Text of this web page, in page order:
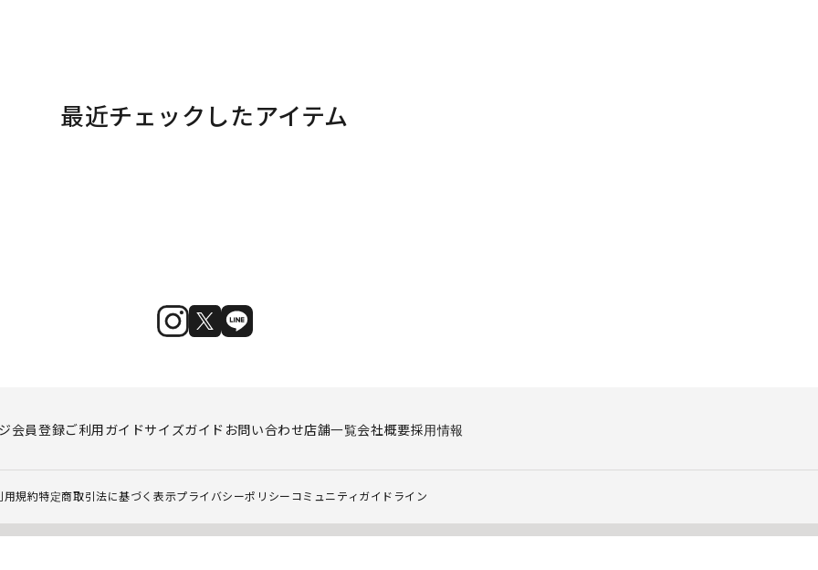
最近チェックしたアイテム
会員登録ご利用ガイドサイズガイド お問い合わせ店舗一覧会社概要採用情報
用規約特定商取引法に基づく表示プライバシーポリシー コミュニティガイドライン